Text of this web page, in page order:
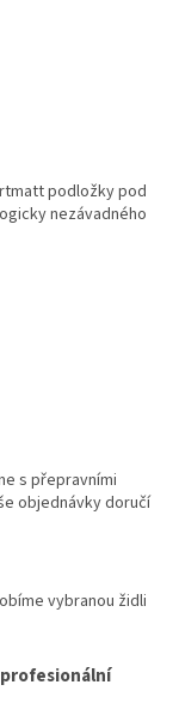
podložky pod
nezávadného
s přepravními
objednávky doručí
vybranou židli